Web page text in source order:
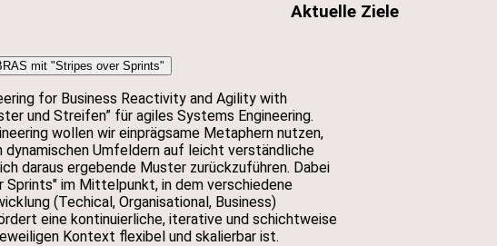
Aktuelle Ziele
mit "Stripes over Sprints"
for Business Reactivity and Agility with
und Streifen” für agiles Systems Engineering.
wollen wir einprägsame Metaphern nutzen,
dynamischen Umfeldern auf leicht verständliche
daraus ergebende Muster zurückzuführen. Dabei
im Mittelpunkt, in dem verschiedene
(Techical, Organisational, Business)
eine kontinuierliche, iterative und schichtweise
Kontext flexibel und skalierbar ist.